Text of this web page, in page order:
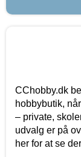
CChobby.dk
hobbybutik,
– private,
udvalg er på
her for at se